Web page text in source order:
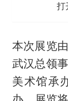
打
本次展览
武汉总领
美术馆承